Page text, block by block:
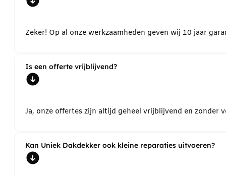
Zeker! Op al onze werkzaamheden geven wij 10 jaar
Is een offerte vrijblijvend?
Ja, onze offertes zijn altijd geheel vrijblijvend en
Kan Uniek Dakdekker ook kleine reparaties uitvoeren?